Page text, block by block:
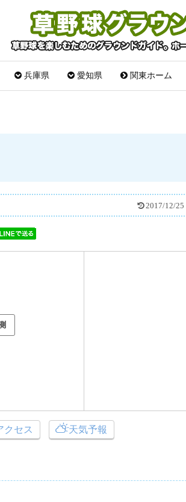
兵庫県 愛知県 関東ホーム
2017/12/25
クセス 天気予報